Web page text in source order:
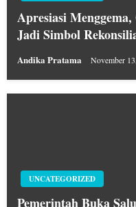
Apresiasi
Jadi Simbol
Andika Pratama November
UNCATEGORIZED
Pemerintah Buka